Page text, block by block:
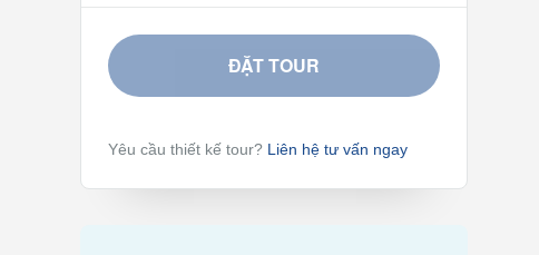
ĐẶT TOUR
Yêu cầu thiết kế tour? Liên hệ tư vấn ngay